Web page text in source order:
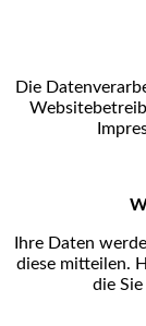
Die
Ihre Daten
diese mitteilen.
die